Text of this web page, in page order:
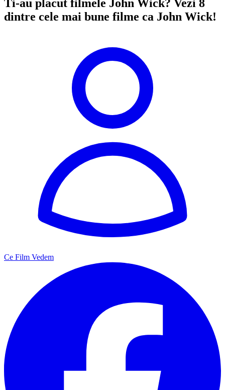
Ti-au placut filmele John Wick? Vezi 8
dintre cele mai bune filme ca John Wick!
Ce Film Vedem